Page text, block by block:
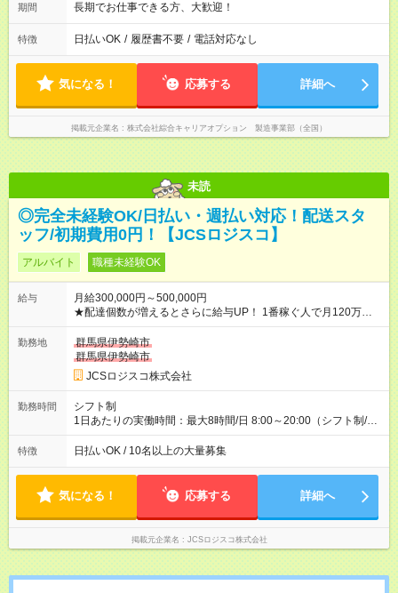
期間 長期でお仕事できる方、大歓迎！
特徴 日払いOK / 履歴書不要 / 電話対応なし
気になる！ 応募する 詳細へ
掲載元企業名 株式会社綜合キャリアオプション 製造事業部（全国）
未読
◎完全未経験OK/日払い・週払い対応！配送スタ
ッフ/初期費用0円！【JCSロジスコ】
アルバイト 職種未経験OK
給与
月給300,000円～500,000円
★配達個数が増えるとさらに給与UP！ 1番稼ぐ人で月120万ほ
ど！ ・主要都市エリア 月収55万円／週5日稼働 月収65万~112
万円／週6日稼働 ・地方郊外エリア 月収40万円／週5日稼働 月
収40万円~50万円／週6日稼働 ＜モデルイメージ＞ ■月収50万
円 (27歳男性/江東区在住)※元建築関係 1日150個配達×25日勤務
(日休み) ■月収80万円(43歳男性/墨田区在住)※元営業 1日200個
勤務地
群馬県伊勢崎市
群馬県伊勢崎市
JCSロジスコ株式会社
勤務時間
シフト制
1日あたりの実働時間：最大8時間/日 8:00～20:00（シフト制/実
働8時間） ※週5日勤務（場所次第では週4も有り） ※配達状況に
よって時間外での勤務可能性有り ※案件により多少の前後あり
特徴 日払いOK / 10名以上の大量募集
気になる！ 応募する 詳細へ
掲載元企業名 JCSロジスコ株式会社